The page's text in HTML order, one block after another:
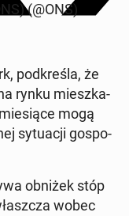
(@ONS)
pod­kre­śla, że
rynku miesz­ka­
mogą
sy­tu­acji go­spo­
obniżek stóp
wobec